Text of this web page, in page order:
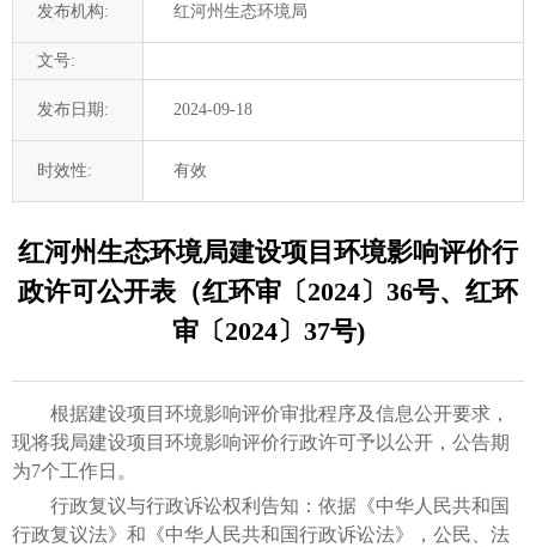
发布机构: 红河州生态环境局
文号:
发布日期: 2024-09-18
时效性: 有效
红河州生态环境局建设项目环境影响评价行
政许可公开表（红环审〔2024〕36号、红环
审〔2024〕37号)
根据建设项目环境影响评价审批程序及信息公开要求，
现将我局建设项目环境影响评价行政许可予以公开，公告期
为7个工作日。
行政复议与行政诉讼权利告知：依据《中华人民共和国
行政复议法》和《中华人民共和国行政诉讼法》，公民、法